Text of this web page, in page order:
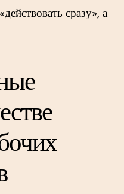
сразу», а